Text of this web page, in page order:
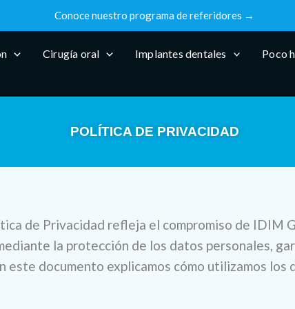
Conoce nuestro programa de referidores →
Cirugía oral Implantes dentales Poco
POLÍTICA DE PRIVACIDAD
de Privacidad refleja el compromiso de IDIM
la protección de los datos personales,
este documento explicamos cómo utilizamos